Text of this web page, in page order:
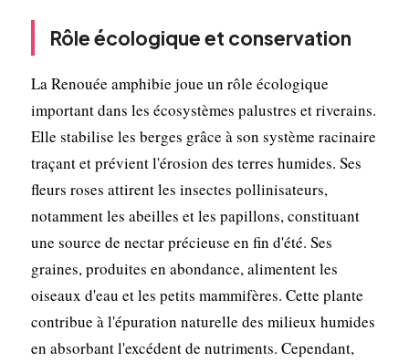
Rôle écologique et conservation
La Renouée amphibie joue un rôle écologique
important dans les écosystèmes palustres et riverains.
Elle stabilise les berges grâce à son système racinaire
traçant et prévient l'érosion des terres humides. Ses
fleurs roses attirent les insectes pollinisateurs,
notamment les abeilles et les papillons, constituant
une source de nectar précieuse en fin d'été. Ses
graines, produites en abondance, alimentent les
oiseaux d'eau et les petits mammifères. Cette plante
contribue à l'épuration naturelle des milieux humides
en absorbant l'excédent de nutriments. Cependant,